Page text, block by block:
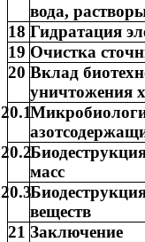
вода,
18 Гидратация
19 Очистка
20 Вклад
уничтожения
20.1
20.2
масс
20.3
веществ
21 Заключение